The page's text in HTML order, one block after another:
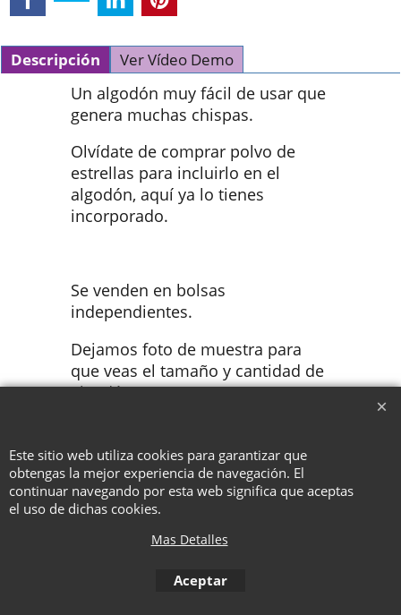
Descripción Ver Vídeo Demo
Un algodón muy fácil de usar que
genera muchas chispas.
Olvídate de comprar polvo de
estrellas para incluirlo en el
algodón, aquí ya lo tienes
incorporado.
Se venden en bolsas
independientes.
Dejamos foto de muestra para
que veas el tamaño y cantidad de
algodón.
To create online store ShopFactory eCommerce software was used.
Este sitio web utiliza cookies para garantizar que
obtengas la mejor experiencia de navegación. El
continuar navegando por esta web significa que aceptas
el uso de dichas cookies.
Mas Detalles
Aceptar